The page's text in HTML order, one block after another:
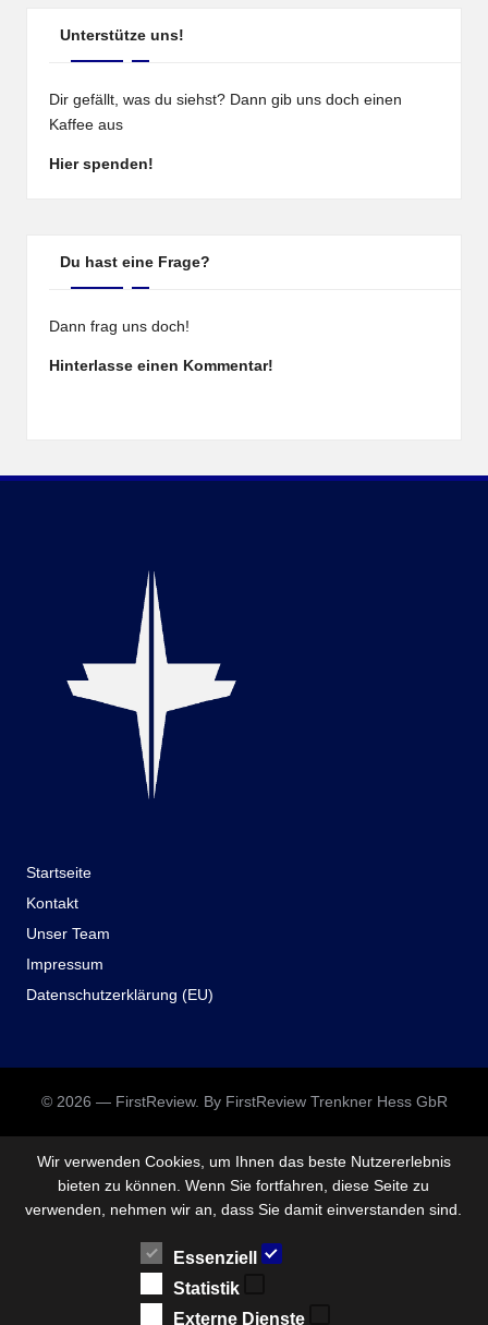
Unterstütze uns!
Dir gefällt, was du siehst? Dann gib uns doch einen
Kaffee aus
Hier spenden!
Du hast eine Frage?
Dann frag uns doch!
Hinterlasse einen Kommentar!
Startseite
Kontakt
Unser Team
Impressum
Datenschutzerklärung (EU)
© 2026 — FirstReview. By FirstReview Trenkner Hess GbR
Wir verwenden Cookies, um Ihnen das beste Nutzererlebnis
bieten zu können. Wenn Sie fortfahren, diese Seite zu
verwenden, nehmen wir an, dass Sie damit einverstanden sind.
Essenziell
Statistik
Externe Dienste